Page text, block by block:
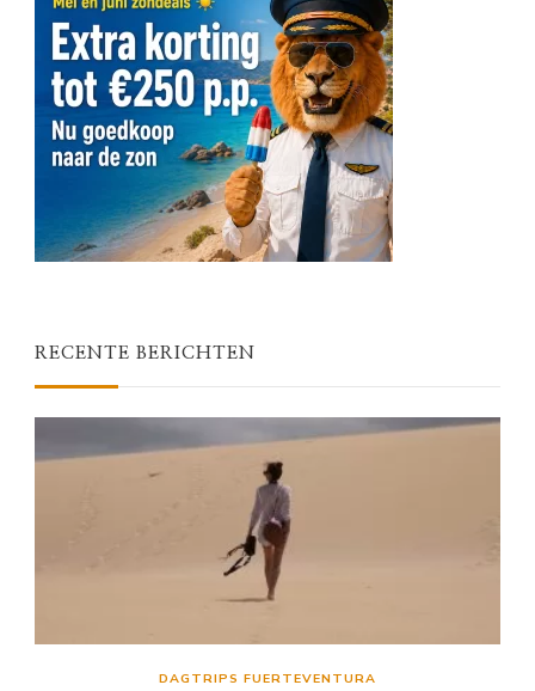
RECENTE BERICHTEN
DAGTRIPS FUERTEVENTURA